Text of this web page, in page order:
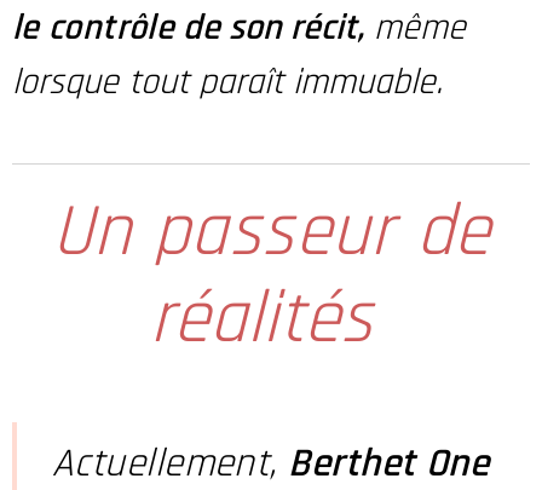
le contrôlede son récit,même
lorsque tout paraît immuable.
Un passeur de
réalités
Actuellement, Berthet One